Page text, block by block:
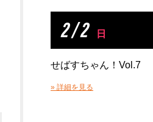
2 / 2 日
せばすちゃん！Vol.7
» 詳細を見る